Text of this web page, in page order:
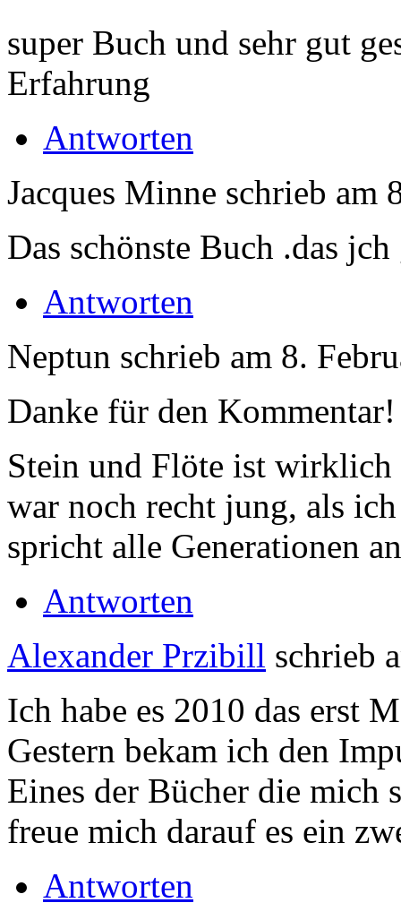
super Buch und sehr gut
Erfahrung
Antworten
Jacques Minne schrieb am
Das schönste Buch .das
Antworten
Neptun schrieb am 8.
Danke für den Kommentar!
Stein und Flöte ist wirklich
war noch recht jung, als
spricht alle Generationen
Antworten
Alexander Przibill schrieb
Ich habe es 2010 das erst
Gestern bekam ich den
Eines der Bücher die mich
freue mich darauf es ein
Antworten